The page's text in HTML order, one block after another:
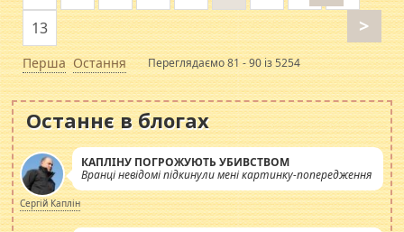
Перша
13
>
Остання Переглядаємо 81 - 90 із 5254
Останнє в блогах
КАПЛІНУ ПОГРОЖУЮТЬ УБИВСТВОМ
Вранці невідомі підкинули мені картинку-попередження
Сергій Каплін